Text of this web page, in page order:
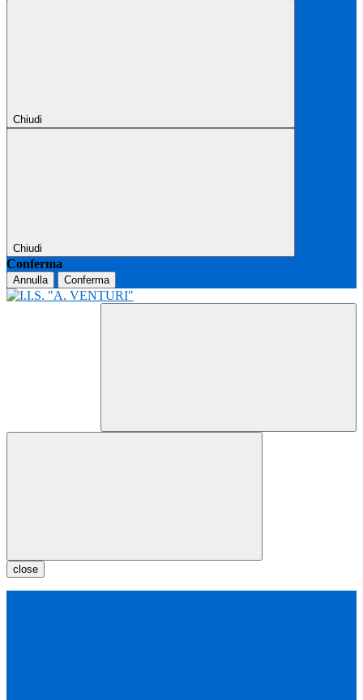
Chiudi
Chiudi
Conferma
Annulla Conferma
close